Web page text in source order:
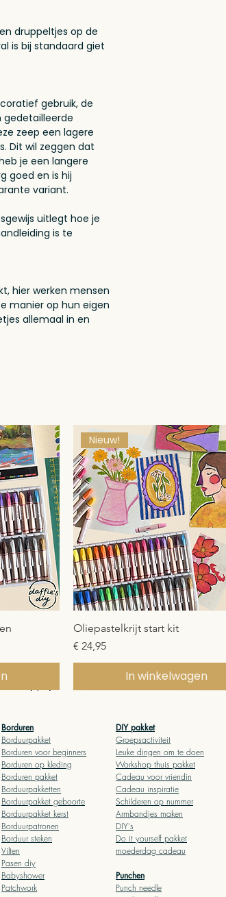
druppeltjes op de
is bij standaard giet
gebruik, de
gedetailleerde
zeep een lagere
Dit wil zeggen dat
je een langere
goed en is hij
variant.
uitlegt hoe je
is te
hier werken mensen
manier op hun eigen
allemaal in en
Snel overzicht
Nieuw!
Oliepastelkrijt start kit
Prijs
€ 24,95
In winkelwagen
vaas
Snel overzicht
Stitch sampler: Leer alle
Snel overzicht
Patroonteken stift borduren
Borduren
Borduurpakket
Borduren voor beginners
Borduren op kleding
Borduren pakket
Borduurpakketten
Borduurpakket geboorte
Borduurpakket kerst
Borduurpatronen
Borduur steken
Vilten
Pasen diy
Babyshower
Patchwork
DIY pakket
Groepsactiviteit
Leuke dingen om te doen
Workshop thuis pakket
Cadeau voor vriendin
Cadeau inspiratie
Schilderen op nummer
Armbandjes maken
DIY's
Do it yourself pakket
moederdag cadeau
Punchen
Punch needle